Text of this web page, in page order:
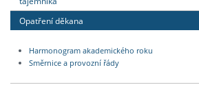
Opatření děkana
Harmonogram akademického roku
Směrnice a provozní řády